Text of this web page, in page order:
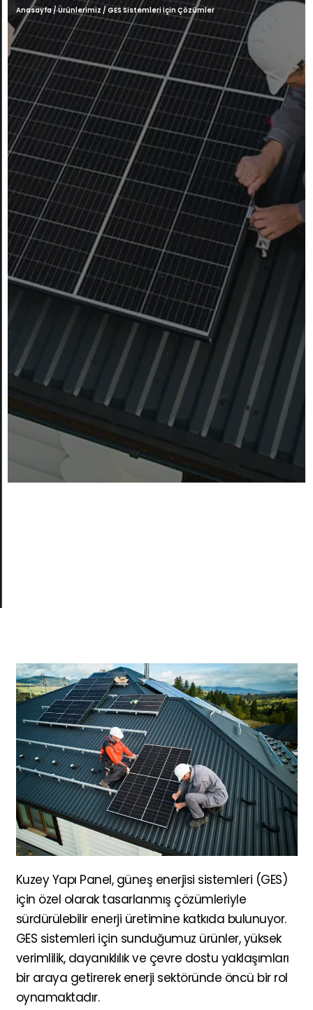
Anasayfa/Ürünlerimiz /GES Sistemleri İçin Çözümler
Kuzey Yapı Panel, güneş enerjisi sistemleri (GES)
için özel olarak tasarlanmış çözümleriyle
sürdürülebilir enerji üretimine katkıda bulunuyor.
GES sistemleri için sunduğumuz ürünler, yüksek
verimlilik, dayanıklılık ve çevre dostu yaklaşımları
bir araya getirerek enerji sektöründe öncü bir rol
oynamaktadır.